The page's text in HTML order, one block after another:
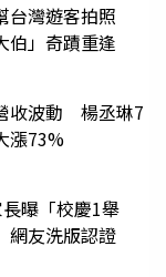
台灣遊客拍照
伯」奇蹟重逢
收波動 楊丞琳7
漲73%
曝「校慶1舉
友洗版認證